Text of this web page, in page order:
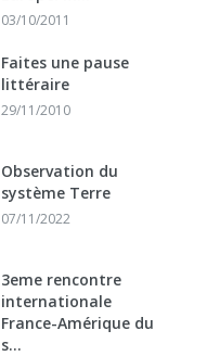
03/10/2011
Faites une pause
littéraire
29/11/2010
Observation du
système Terre
07/11/2022
3eme rencontre
internationale
France-Amérique du
s...